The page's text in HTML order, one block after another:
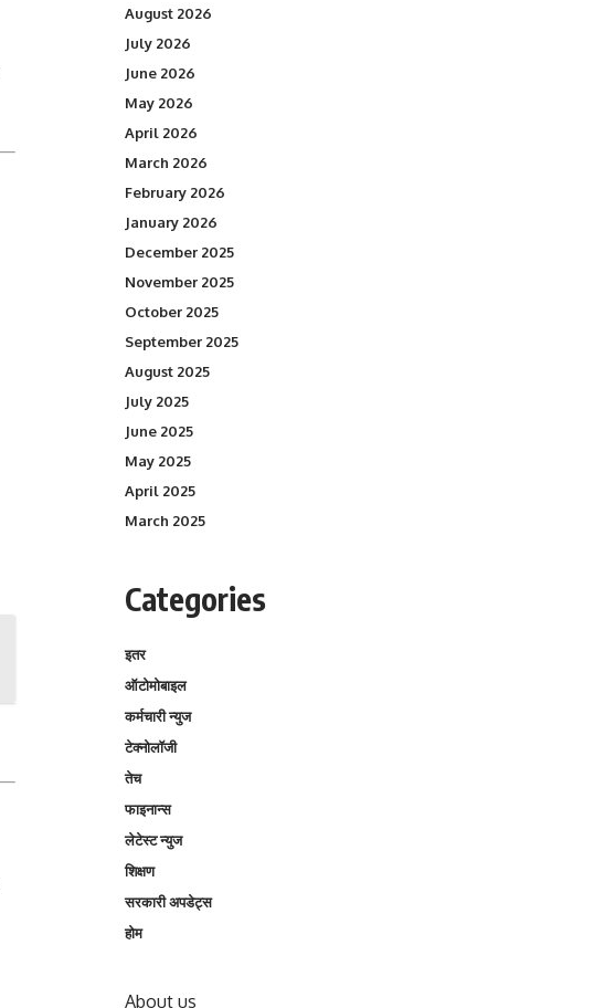
August 2026
July 2026
June 2026
May 2026
April 2026
March 2026
February 2026
January 2026
December 2025
November 2025
October 2025
September 2025
August 2025
July 2025
June 2025
May 2025
April 2025
March 2025
Categories
इतर
ऑटोमोबाइल
कर्मचारी न्युज
टेक्नोलॉजी
तेच
फाइनान्स
लेटेस्ट न्युज
शिक्षण
सरकारी अपडेट्स
होम
About us